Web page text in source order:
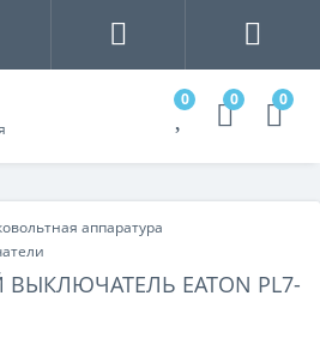
0 0 0
аппаратура
EATON PL7-